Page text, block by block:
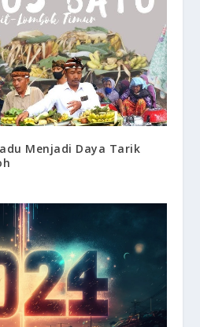
Menjadi Daya Tarik